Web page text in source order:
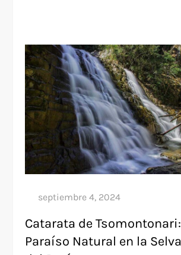
Catarata de
Paraíso Natural en la